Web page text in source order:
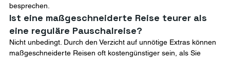
besprechen.
Ist eine maßgeschneiderte Reise teurer als
eine reguläre Pauschalreise?
Nicht unbedingt. Durch den Verzicht auf unnötige Extras können
maßgeschneiderte Reisen oft kostengünstiger sein, als Sie